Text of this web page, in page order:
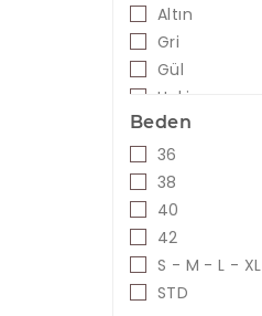
Altın
Gri
Gül
Haki
Hardal
İndigo
Kahve
Karışık Renkli
Kırmızı
Kırmızı - Siyah
Kiremit
Beden
36
38
40
42
S - M - L - XL
STD